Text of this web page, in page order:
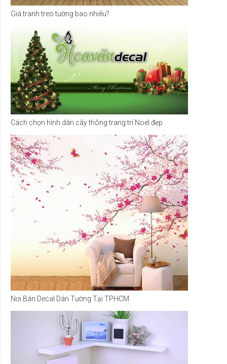
Giá tranh treo tường bao nhiêu?
Cách chọn hình dán cây thông trang trí Noel đẹp
Nơi Bán Decal Dán Tường Tại TPHCM